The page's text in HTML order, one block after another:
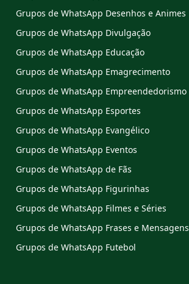
Grupos de WhatsApp Desenhos e Animes
Grupos de WhatsApp Divulgação
Grupos de WhatsApp Educação
Grupos de WhatsApp Emagrecimento
Grupos de WhatsApp Empreendedorismo
Grupos de WhatsApp Esportes
Grupos de WhatsApp Evangélico
Grupos de WhatsApp Eventos
Grupos de WhatsApp de Fãs
Grupos de WhatsApp Figurinhas
Grupos de WhatsApp Filmes e Séries
Grupos de WhatsApp Frases e Mensagens
Grupos de WhatsApp Futebol